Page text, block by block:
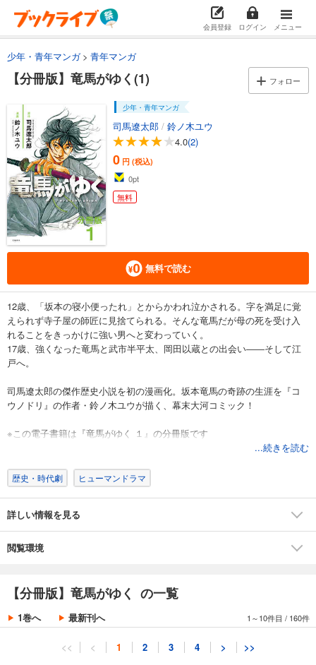
会員登録 ログイン メニュー
少年・青年マンガ 青年マンガ
【分冊版】竜馬がゆく(1) フォロー
少年・青年マンガ
司馬遼太郎 / 鈴ノ木ユウ
4.0(2)
0 円 (税込)
0pt
無料
無料で読む
12歳、「坂本の寝小便ったれ」とからかわれ泣かされる。字を満足に覚
えられず寺子屋の師匠に見捨てられる。そんな竜馬だが母の死を受け入
れることをきっかけに強い男へと変わっていく。
17歳、強くなった竜馬と武市半平太、岡田以蔵との出会い――そして江
戸へ。
司馬遼太郎の傑作歴史小説を初の漫画化。坂本竜馬の奇跡の生涯を『コ
ウノドリ』の作者・鈴ノ木ユウが描く、幕末大河コミック！
※この電子書籍は『竜馬がゆく １』の分冊版です
...続きを読む
歴史・時代劇 ヒューマンドラマ
詳しい情報を見る
閲覧環境
【分冊版】竜馬がゆく の一覧
1巻へ 最新刊へ 1～10件目 / 160件
<< < 1 2 3 4 > >>